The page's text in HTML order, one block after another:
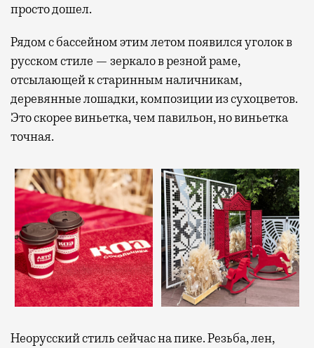
просто дошел.
Рядом с бассейном этим летом появился уголок в
русском стиле — зеркало в резной раме,
отсылающей к старинным наличникам,
деревянные лошадки, композиции из сухоцветов.
Это скорее виньетка, чем павильон, но виньетка
точная.
Неорусский стиль сейчас на пике. Резьба, лен,